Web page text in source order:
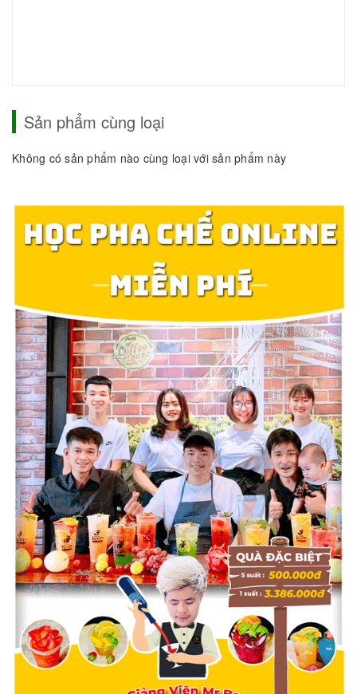
Sản phẩm cùng loại
Không có sản phẩm nào cùng loại với sản phẩm này